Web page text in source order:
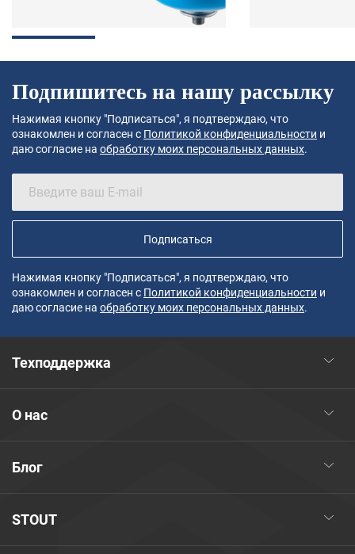
Подпишитесь на нашу рассылку
Нажимая кнопку "Подписаться", я подтверждаю, что
ознакомлен и согласен с Политикой конфиденциальности и
даю согласие на обработку моих персональных данных.
Подписаться
Нажимая кнопку "Подписаться", я подтверждаю, что
ознакомлен и согласен с Политикой конфиденциальности и
даю согласие на обработку моих персональных данных.
STOUT
Блог
О нас
Техподдержка